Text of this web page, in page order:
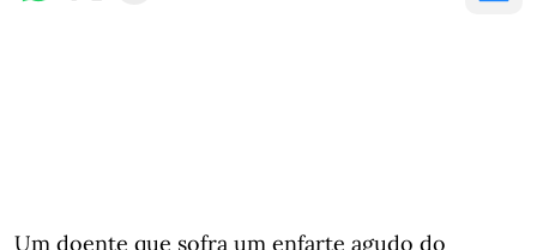
Um doente que sofra um enfarte agudo do